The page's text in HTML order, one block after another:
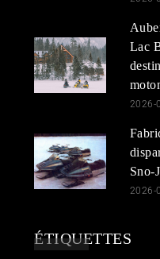
Lac
2026-
Sno-
2026-
ÉTIQUETTES